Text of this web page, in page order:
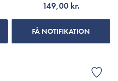
149,00 kr.
FÅ NOTIFIKATION